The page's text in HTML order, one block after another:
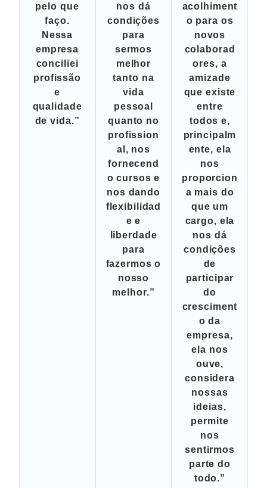
pelo que
faço.
Nessa
empresa
conciliei
profissão
e
qualidade
de vida.”
nos dá
condições
para
sermos
melhor
tanto na
vida
pessoal
quanto no
profission
al, nos
fornecend
o cursos e
nos dando
flexibilidad
e e
liberdade
para
fazermos o
nosso
melhor.”
acolhiment
o para os
novos
colaborad
ores, a
amizade
que existe
entre
todos e,
principalm
ente, ela
nos
proporcion
a mais do
que um
cargo, ela
nos dá
condições
de
participar
do
cresciment
o da
empresa,
ela nos
ouve,
considera
nossas
ideias,
permite
nos
sentirmos
parte do
todo.”